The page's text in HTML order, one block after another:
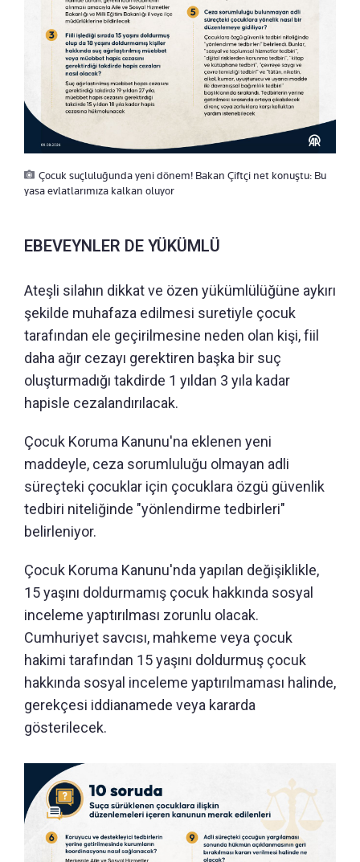
Çocuk suçluluğunda yeni dönem! Bakan Çiftçi net konuştu: Bu
yasa evlatlarımıza kalkan oluyor
EBEVEYNLER DE YÜKÜMLÜ
Ateşli silahın dikkat ve özen yükümlülüğüne aykırı
şekilde muhafaza edilmesi suretiyle çocuk
tarafından ele geçirilmesine neden olan kişi, fiil
daha ağır cezayı gerektiren başka bir suç
oluşturmadığı takdirde 1 yıldan 3 yıla kadar
hapisle cezalandırılacak.
Çocuk Koruma Kanunu'na eklenen yeni
maddeyle, ceza sorumluluğu olmayan adli
süreçteki çocuklar için çocuklara özgü güvenlik
tedbiri niteliğinde "yönlendirme tedbirleri"
belirleniyor.
Çocuk Koruma Kanunu'nda yapılan değişiklikle,
15 yaşını doldurmamış çocuk hakkında sosyal
inceleme yaptırılması zorunlu olacak.
Cumhuriyet savcısı, mahkeme veya çocuk
hakimi tarafından 15 yaşını doldurmuş çocuk
hakkında sosyal inceleme yaptırılmaması halinde,
gerekçesi iddianamede veya kararda
gösterilecek.